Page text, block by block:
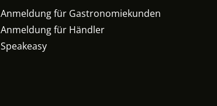
Anmeldung für Gastronomiekunden
Anmeldung für Händler
Speakeasy